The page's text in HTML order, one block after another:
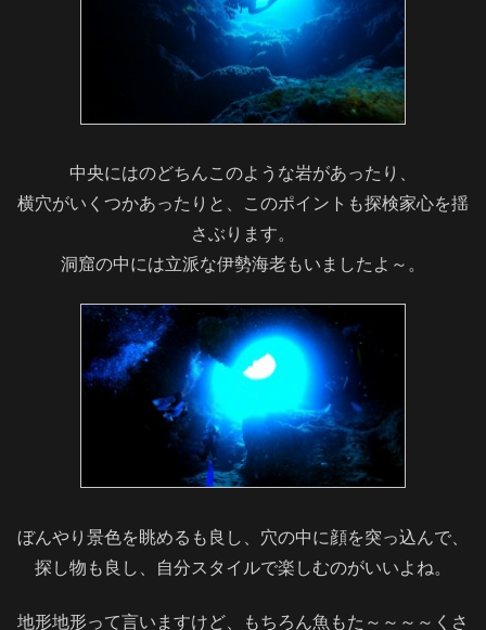
中央にはのどちんこのような岩があったり、
横穴がいくつかあったりと、このポイントも探検家心を揺
さぶります。
洞窟の中には立派な伊勢海老もいましたよ～。
ぼんやり景色を眺めるも良し、穴の中に顔を突っ込んで、
探し物も良し、自分スタイルで楽しむのがいいよね。
地形地形って言いますけど、もちろん魚もた～～～～くさ